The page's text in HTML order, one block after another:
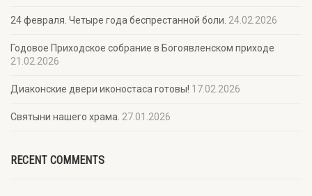
24 февраля. Четыре года беспрестанной боли. 24.02.2026
Годовое Приходское собрание в Богоявленском приходе
21.02.2026
Диаконские двери иконостаса готовы! 17.02.2026
Святыни нашего храма. 27.01.2026
RECENT COMMENTS